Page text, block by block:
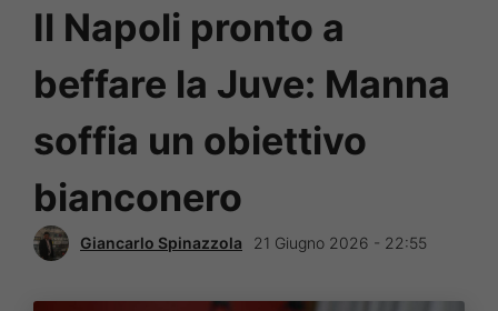
Il Napoli pronto a
beffare la Juve: Manna
soffia un obiettivo
bianconero
Giancarlo Spinazzola 21 Giugno 2026 - 22:55